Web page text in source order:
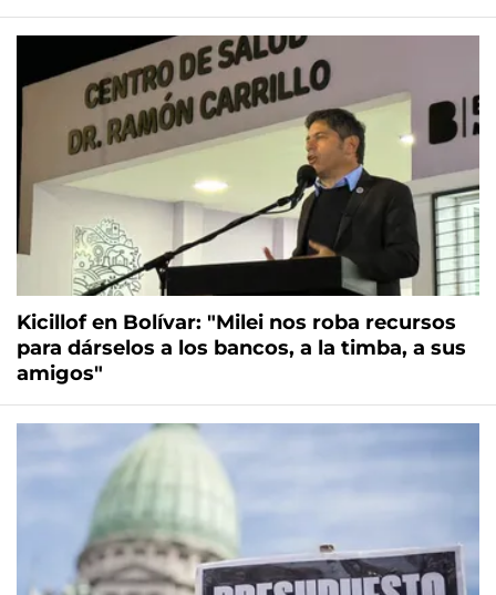
Kicillof en Bolívar: "Milei nos roba recursos
para dárselos a los bancos, a la timba, a sus
amigos"